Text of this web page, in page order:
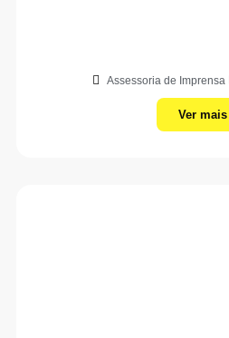
Assessoria de Imprensa
Ver mais